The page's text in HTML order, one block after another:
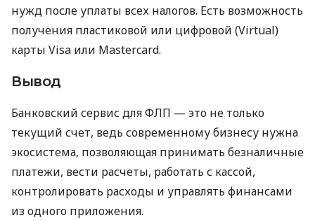
нужд после уплаты всех налогов. Есть возможность
получения пластиковой или цифровой (Virtual)
карты Visa или Mastercard.
Вывод
Банковский сервис для ФЛП — это не только
текущий счет, ведь современному бизнесу нужна
экосистема, позволяющая принимать безналичные
платежи, вести расчеты, работать с кассой,
контролировать расходы и управлять финансами
из одного приложения.